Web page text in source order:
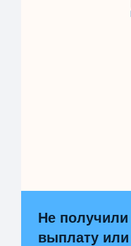
Не получили
выплату или